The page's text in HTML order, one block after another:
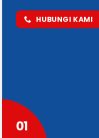
HUBUNGI KAMI
01